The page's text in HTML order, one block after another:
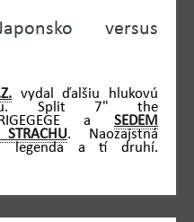
versus
vydal ďalšiu hlukovú
Split 7" the
a SEDEM
. Naozajstná
legenda a tí druhí.